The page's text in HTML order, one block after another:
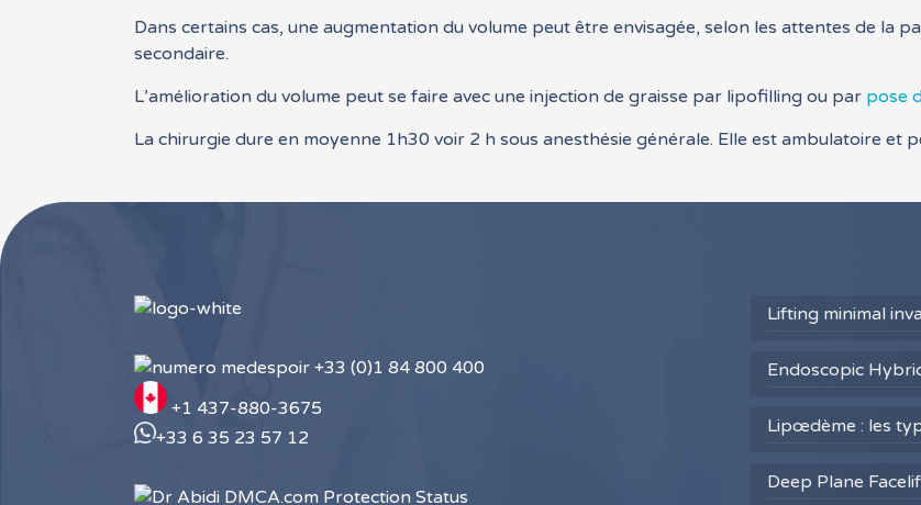
Dans certains cas, une augmentation du volume peut être envisagée, selon les attentes de la
secondaire.
L’amélioration du volume peut se faire avec une injection de graisse par lipofilling ou par pose
La chirurgie dure en moyenne 1h30 voir 2 h sous anesthésie générale. Elle est ambulatoire et
+33 (0)1 84 800 400
+1 437-880-3675
+33 6 35 23 57 12
Lifting minimal
Endoscopic
Lipœdème : les
Deep Plane